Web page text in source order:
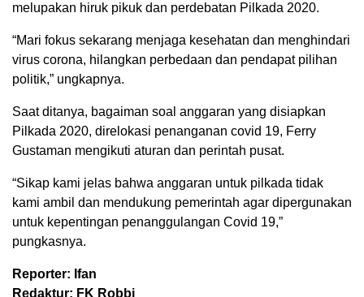
melupakan hiruk pikuk dan perdebatan Pilkada 2020.
“Mari fokus sekarang menjaga kesehatan dan menghindari
virus corona, hilangkan perbedaan dan pendapat pilihan
politik,” ungkapnya.
Saat ditanya, bagaiman soal anggaran yang disiapkan
Pilkada 2020, direlokasi penanganan covid 19, Ferry
Gustaman mengikuti aturan dan perintah pusat.
“Sikap kami jelas bahwa anggaran untuk pilkada tidak
kami ambil dan mendukung pemerintah agar dipergunakan
untuk kepentingan penanggulangan Covid 19,”
pungkasnya.
Reporter: Ifan
Redaktur: FK Robbi